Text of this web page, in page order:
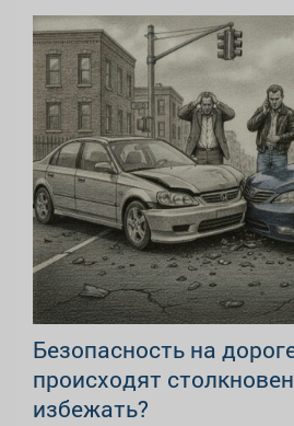
Безопасность на
происходят
избежать?